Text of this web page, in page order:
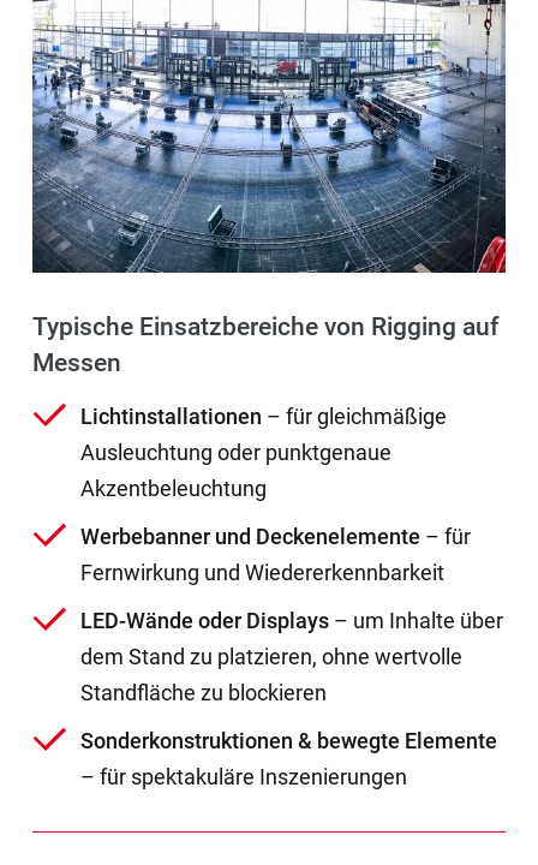
Typische Einsatzbereiche von Rigging auf
Messen
Lichtinstallationen – für gleichmäßige
Ausleuchtung oder punktgenaue
Akzentbeleuchtung
Werbebanner und Deckenelemente – für
Fernwirkung und Wiedererkennbarkeit
LED-Wände oder Displays– um Inhalte über
dem Stand zu platzieren, ohne wertvolle
Standfläche zu blockieren
Sonderkonstruktionen & bewegte Elemente
– für spektakuläre Inszenierungen